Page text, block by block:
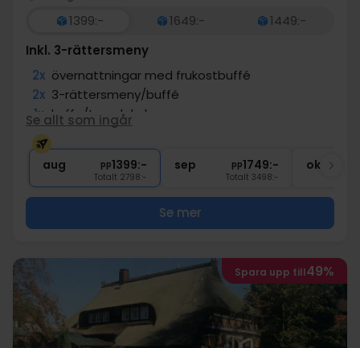
1399:- 1649:-
1449:-
Inkl. 3-rättersmeny
2x övernattningar med frukostbuffé
2x 3-rättersmeny/buffé
1x kaffe/te och kaka
1x
1 välkomstdrink
∞ Gratis entré till wellnessavdelning
Se allt som ingår
aug pp1399:-
Totalt 2798:-
sep pp1749:-
Totalt 3498:-
okt
Se mer
Spara upp till49%